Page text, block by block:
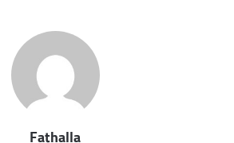
تحت اشراف المراكز الاسلامية فى
اللحوم، يأتى ذلك ضمن مشروع “صك
واوضح شعبان ان ما يتم ذبحه من
والمستورد لصالح الجمعية مليون
Fathalla